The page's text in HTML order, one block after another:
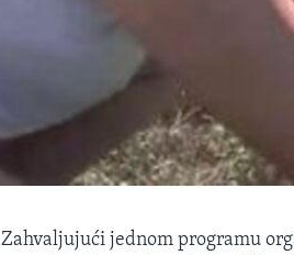
Zahvaljujući jednom programu